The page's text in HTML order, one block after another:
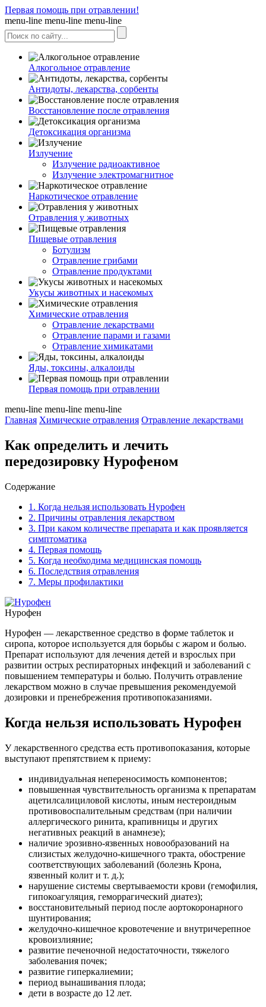
Первая помощь при отравлении!
menu-line menu-line menu-line
Алкогольное отравление
Антидоты, лекарства, сорбенты
Восстановление после отравления
Детоксикация организма
Излучение
Излучение радиоактивное
Излучение электромагнитное
Наркотическое отравление
Отравления у животных
Пищевые отравления
Ботулизм
Отравление грибами
Отравление продуктами
Укусы животных и насекомых
Химические отравления
Отравление лекарствами
Отравление парами и газами
Отравление химикатами
Яды, токсины, алкалоиды
Первая помощь при отравлении
menu-line menu-line menu-line
Главная Химические отравления Отравление лекарствами
Как определить и лечить
передозировку Нурофеном
Содержание
1. Когда нельзя использовать Нурофен
2. Причины отравления лекарством
3. При каком количестве препарата и как проявляется
симптоматика
4. Первая помощь
5. Когда необходима медицинская помощь
6. Последствия отравления
7. Меры профилактики
Нурофен
Нурофен — лекарственное средство в форме таблеток и
сиропа, которое используется для борьбы с жаром и болью.
Препарат используют для лечения детей и взрослых при
развитии острых респираторных инфекций и заболеваний с
повышением температуры и болью. Получить отравление
лекарством можно в случае превышения рекомендуемой
дозировки и пренебрежения противопоказаниями.
Когда нельзя использовать Нурофен
У лекарственного средства есть противопоказания, которые
выступают препятствием к приему:
индивидуальная непереносимость компонентов;
повышенная чувствительность организма к препаратам
ацетилсалициловой кислоты, иным нестероидным
противовоспалительным средствам (при наличии
аллергического ринита, крапивницы и других
негативных реакций в анамнезе);
наличие эрозивно-язвенных новообразований на
слизистых желудочно-кишечного тракта, обострение
соответствующих заболеваний (болезнь Крона,
язвенный колит и т. д.);
нарушение системы свертываемости крови (гемофилия,
гипокоагуляция, геморрагический диатез);
восстановительный период после аортокоронарного
шунтирования;
желудочно-кишечное кровотечение и внутричерепное
кровоизлияние;
развитие печеночной недостаточности, тяжелого
заболевания почек;
развитие гиперкалиемии;
период вынашивания плода;
дети в возрасте до 12 лет.